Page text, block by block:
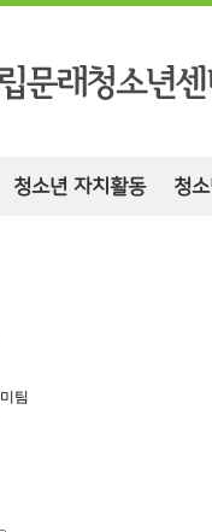
청소년 자치활동 청
팀